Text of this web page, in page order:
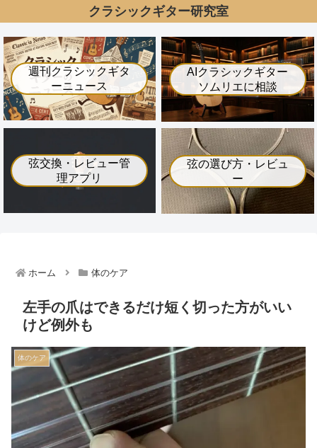
クラシックギター研究室
週刊クラシックギタ
ーニュース
AIクラシックギター
ソムリエに相談
弦交換・レビュー管
理アプリ
弦の選び方・レビュ
ー
ホーム 体のケア
左手の爪はできるだけ短く切った方がいい
けど例外も
体のケア